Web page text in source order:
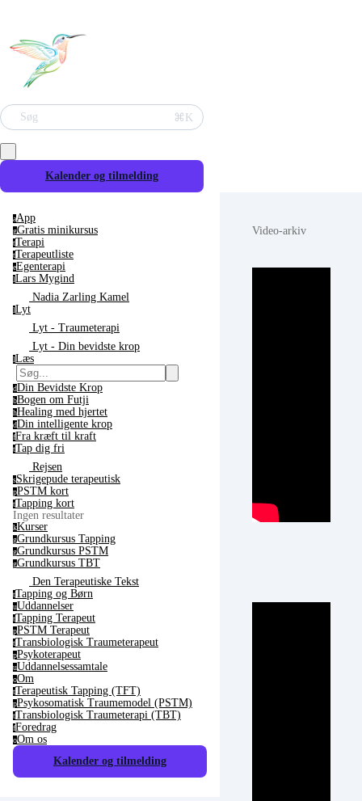
Søg ⌘K
Kalender og tilmelding
aApp
gGratis minikursus
tTerapi
tTerapeutliste
eEgenterapi
lLars Mygind
Nadia Zarling Kamel
lLyt
Lyt - Traumeterapi
Lyt - Din bevidste krop
lLæs
dDin Bevidste Krop
bBogen om Futji
hHealing med hjertet
dDin intelligente krop
fFra kræft til kraft
tTap dig fri
Rejsen
sSkrigepude terapeutisk
pPSTM kort
tTapping kort
Ingen resultater
kKurser
gGrundkursus Tapping
gGrundkursus PSTM
gGrundkursus TBT
Den Terapeutiske Tekst
tTapping og Børn
uUddannelser
tTapping Terapeut
pPSTM Terapeut
tTransbiologisk Traumeterapeut
pPsykoterapeut
uUddannelsessamtale
oOm
tTerapeutisk Tapping (TFT)
pPsykosomatisk Traumemodel (PSTM)
tTransbiologisk Traumeterapi (TBT)
fForedrag
oOm os
Kalender og tilmelding
Video-arkiv